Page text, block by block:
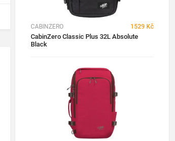
CABINZERO 1529 Kč
CabinZero Classic Plus 32L Absolute
Black